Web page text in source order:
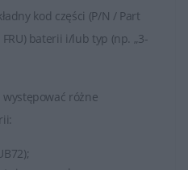
kod części (P/N / Part
baterii i/lub typ (np. „3-
występować różne